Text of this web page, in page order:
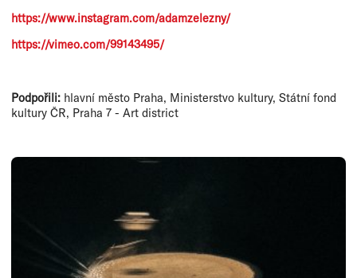
https://www.instagram.com/adamzelezny/
https://vimeo.com/99143495/
Podpořili: hlavní město Praha, Ministerstvo kultury, Státní fond
kultury ČR, Praha 7 - Art district